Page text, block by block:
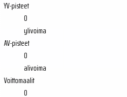
YV-pisteet
0
ylivoima
AV-pisteet
0
alivoima
Voittomaalit
0